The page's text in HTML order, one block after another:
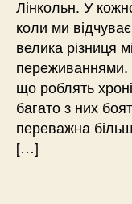
Лінкольн. У
коли ми
велика різниця
переживаннями.
що роблять
багато з них
переважна
[…]